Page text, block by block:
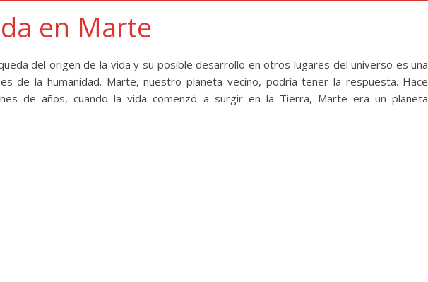
en Marte
del origen de la vida y su posible desarrollo en otros lugares del universo es una
de la humanidad. Marte, nuestro planeta vecino, podría tener la respuesta. Hace
de años, cuando la vida comenzó a surgir en la Tierra, Marte era un planeta